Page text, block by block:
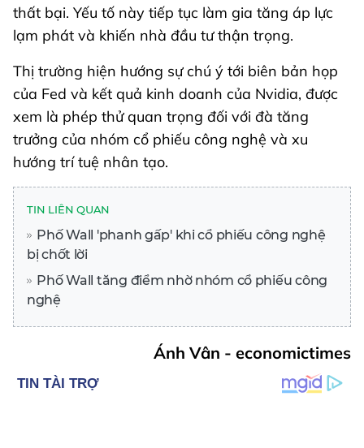
thất bại. Yếu tố này tiếp tục làm gia tăng áp lực
lạm phát và khiến nhà đầu tư thận trọng.
Thị trường hiện hướng sự chú ý tới biên bản họp
của Fed và kết quả kinh doanh của Nvidia, được
xem là phép thử quan trọng đối với đà tăng
trưởng của nhóm cổ phiếu công nghệ và xu
hướng trí tuệ nhân tạo.
TIN LIÊN QUAN
Phố Wall 'phanh gấp' khi cổ phiếu công nghệ
bị chốt lời
Phố Wall tăng điểm nhờ nhóm cổ phiếu công
nghệ
Ánh Vân - economictimes